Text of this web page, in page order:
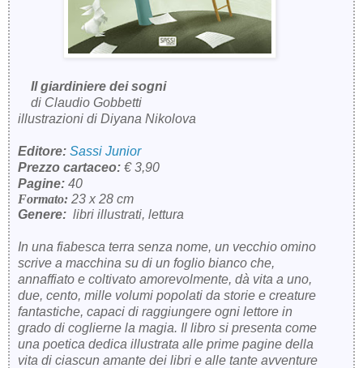
Il giardiniere dei sogni
di Claudio Gobbetti
illustrazioni di Diyana Nikolova
Editore: Sassi Junior
Prezzo cartaceo: € 3,90
Pagine: 40
Formato: 23 x 28 cm
Genere: libri illustrati, lettura
In una fiabesca terra senza nome, un vecchio omino
scrive a macchina su di un foglio bianco che,
annaffiato e coltivato amorevolmente, dà vita a uno,
due, cento, mille volumi popolati da storie e creature
fantastiche, capaci di raggiungere ogni lettore in
grado di coglierne la magia. Il libro si presenta come
una poetica dedica illustrata alle prime pagine della
vita di ciascun amante dei libri e alle tante avventure